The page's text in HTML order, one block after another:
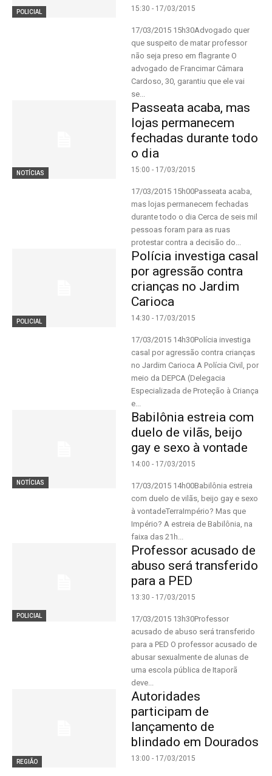
POLICIAL 15:30 - 17/03/2015
17/03/2015 15h30Advogado quer
que suspeito de matar professor
não seja preso em flagrante O
advogado de Francimar Câmara
Cardoso, 30, garantiu que ele vai
se...
NOTÍCIAS
Passeata acaba, mas
lojas permanecem
fechadas durante todo
o dia
15:00 - 17/03/2015
17/03/2015 15h00Passeata acaba,
mas lojas permanecem fechadas
durante todo o dia Cerca de seis mil
pessoas foram para as ruas
protestar contra a decisão do...
POLICIAL
Polícia investiga casal
por agressão contra
crianças no Jardim
Carioca
14:30 - 17/03/2015
17/03/2015 14h30Polícia investiga
casal por agressão contra crianças
no Jardim Carioca A Polícia Civil, por
meio da DEPCA (Delegacia
Especializada de Proteção à Criança
e...
NOTÍCIAS
Babilônia estreia com
duelo de vilãs, beijo
gay e sexo à vontade
14:00 - 17/03/2015
17/03/2015 14h00Babilônia estreia
com duelo de vilãs, beijo gay e sexo
à vontadeTerraImpério? Mas que
Império? A estreia de Babilônia, na
faixa das 21h...
POLICIAL
Professor acusado de
abuso será transferido
para a PED
13:30 - 17/03/2015
17/03/2015 13h30Professor
acusado de abuso será transferido
para a PED O professor acusado de
abusar sexualmente de alunas de
uma escola pública de Itaporã
deve...
REGIÃO
Autoridades
participam de
lançamento de
blindado em Dourados
13:00 - 17/03/2015